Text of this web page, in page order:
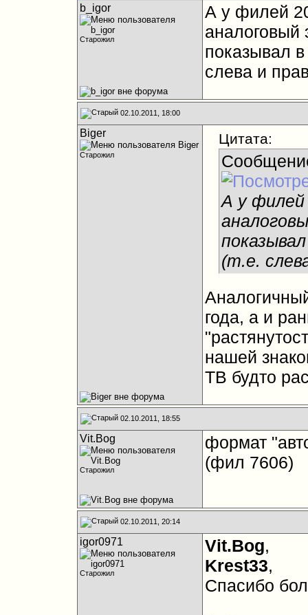
b_igor
Старожил
А у филей
аналоговый
показывал
слева и
02.10.2011, 18:00
Biger
Старожил
Цитата:
А у филей
(т.е.
года, а и
нашей
ТВ будто
02.10.2011, 18:55
Vit.Bog
Старожил
формат
(фил 7606)
02.10.2011, 20:14
igor0971
Старожил
Vit.Bog,
Krest33,
Спасибо